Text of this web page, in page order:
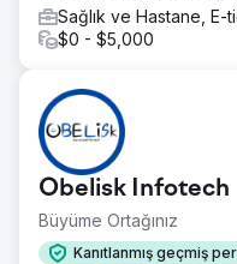
Sağlık ve Hastane, E-
$0 - $5,000
Obelisk Infotech
Büyüme Ortağınız
Kanıtlanmış geçmiş